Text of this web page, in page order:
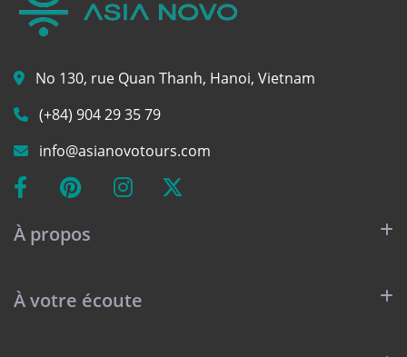
No 130, rue Quan Thanh, Hanoi, Vietnam
(+84) 904 29 35 79
info@asianovotours.com
À propos
À votre écoute